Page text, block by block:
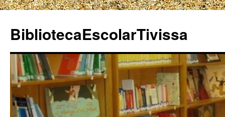
BibliotecaEscolarTivissa